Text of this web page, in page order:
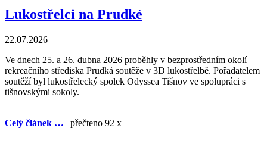
Lukostřelci na Prudké
22.07.2026
Ve dnech 25. a 26. dubna 2026 proběhly v bezprostředním okolí
rekreačního střediska Prudká soutěže v 3D lukostřelbě. Pořadatelem
soutěží byl lukostřelecký spolek Odyssea Tišnov ve spolupráci s
tišnovskými sokoly.
Celý článek … | přečteno 92 x |